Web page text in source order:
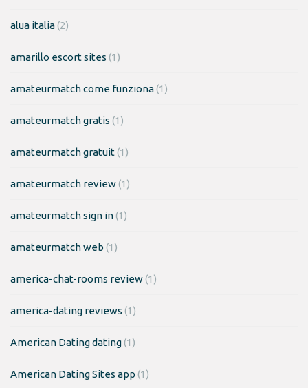
alua italia(2)
amarillo escort sites (1)
amateurmatch come funziona(1)
amateurmatch gratis (1)
amateurmatch gratuit(1)
amateurmatch review(1)
amateurmatch sign in(1)
amateurmatch web (1)
america-chat-rooms review(1)
america-dating reviews (1)
American Dating dating(1)
American Dating Sites app (1)